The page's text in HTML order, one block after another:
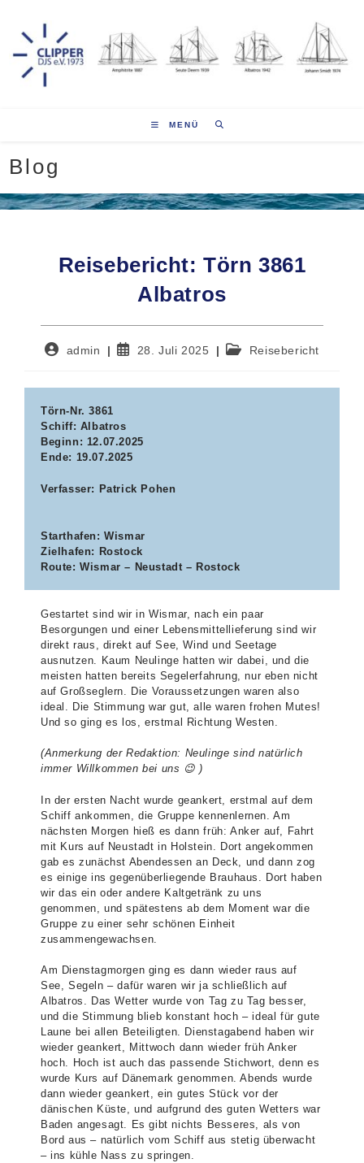
springen
MENÜ
Blog
Reisebericht: Törn 3861
Albatros
Beitrags-
admin
Beitrag28. Juli 2025
Beitrags-Reisebericht
Törn-Nr. 3861
Schiff: Albatros
Beginn: 12.07.2025
Ende: 19.07.2025
Verfasser: Patrick Pohen
Starthafen: Wismar
Zielhafen: Rostock
Route: Wismar – Neustadt – Rostock
Gestartet sind wir in Wismar, nach ein paar
Besorgungen und einer Lebensmittellieferung sind wir
direkt raus, direkt auf See, Wind und Seetage
ausnutzen. Kaum Neulinge hatten wir dabei, und die
meisten hatten bereits Segelerfahrung, nur eben nicht
auf Großseglern. Die Voraussetzungen waren also
ideal. Die Stimmung war gut, alle waren frohen Mutes!
Und so ging es los, erstmal Richtung Westen.
(Anmerkung der Redaktion: Neulinge sind natürlich
immer Willkommen bei uns 😉 )
In der ersten Nacht wurde geankert, erstmal auf dem
Schiff ankommen, die Gruppe kennenlernen. Am
nächsten Morgen hieß es dann früh: Anker auf, Fahrt
mit Kurs auf Neustadt in Holstein. Dort angekommen
gab es zunächst Abendessen an Deck, und dann zog
es einige ins gegenüberliegende Brauhaus. Dort haben
wir das ein oder andere Kaltgetränk zu uns
genommen, und spätestens ab dem Moment war die
Gruppe zu einer sehr schönen Einheit
zusammengewachsen.
Am Dienstagmorgen ging es dann wieder raus auf
See, Segeln – dafür waren wir ja schließlich auf
Albatros. Das Wetter wurde von Tag zu Tag besser,
und die Stimmung blieb konstant hoch – ideal für gute
Laune bei allen Beteiligten. Dienstagabend haben wir
wieder geankert, Mittwoch dann wieder früh Anker
hoch. Hoch ist auch das passende Stichwort, denn es
wurde Kurs auf Dänemark genommen. Abends wurde
dann wieder geankert, ein gutes Stück vor der
dänischen Küste, und aufgrund des guten Wetters war
Baden angesagt. Es gibt nichts Besseres, als von
Bord aus – natürlich vom Schiff aus stetig überwacht
– ins kühle Nass zu springen.